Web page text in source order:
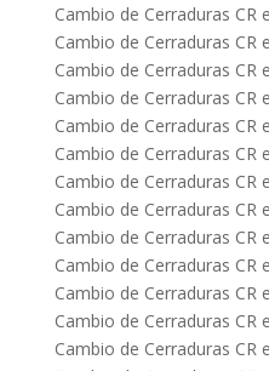
Cambio de Cerraduras CR
Cambio de Cerraduras CR
Cambio de Cerraduras CR
Cambio de Cerraduras CR
Cambio de Cerraduras CR
Cambio de Cerraduras CR
Cambio de Cerraduras CR
Cambio de Cerraduras CR
Cambio de Cerraduras CR
Cambio de Cerraduras CR
Cambio de Cerraduras CR
Cambio de Cerraduras CR
Cambio de Cerraduras CR